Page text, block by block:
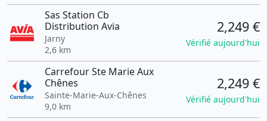
Sas Station Cb
Distribution Avia
Jarny
2,6 km
2,249 €
Vérifié aujourd'hui
Carrefour Ste Marie Aux
Chênes
Sainte-Marie-Aux-Chênes
9,0 km
2,249 €
Vérifié aujourd'hui